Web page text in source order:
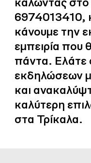
6974013410,
κάνουμε την
εμπειρία που
πάντα. Ελάτε
εκδηλώσεων
και
καλύτερη
στα Τρίκαλα.